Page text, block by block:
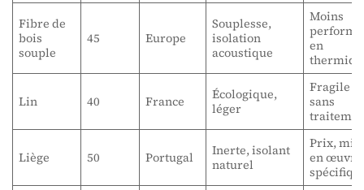
Fibre de
bois
souple
45 Europe
Souplesse,
isolation
acoustique
Moins
en
Lin 40 France
Écologique,
léger
Fragile
sans
Liège 50 Portugal
Inerte, isolant
naturel
Prix,
en œuvre